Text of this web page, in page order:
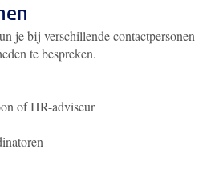
je bij verschillende contactpersonen
te bespreken.
of HR-adviseur